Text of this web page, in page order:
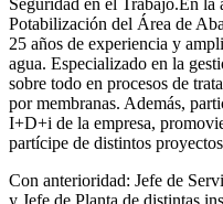
Potabilización del Área de
25 años de experiencia y
agua. Especializado en la
sobre todo en procesos de
por membranas. Además,
I+D+i de la empresa,
partícipe de distintos
Con anterioridad: Jefe de
y Jefe de Planta de distintas